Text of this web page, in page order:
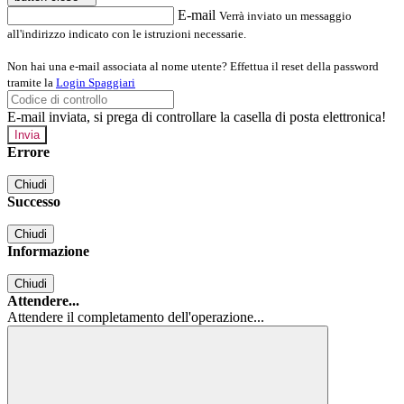
E-mail Verrà inviato un messaggio
all'indirizzo indicato con le istruzioni necessarie.
Non hai una e-mail associata al nome utente? Effettua il reset della password
tramite la Login Spaggiari
E-mail inviata, si prega di controllare la casella di posta elettronica!
Errore
Chiudi
Successo
Chiudi
Informazione
Chiudi
Attendere...
Attendere il completamento dell'operazione...